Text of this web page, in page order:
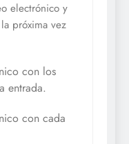
electrónico y
próxima vez
con los
entrada.
con cada